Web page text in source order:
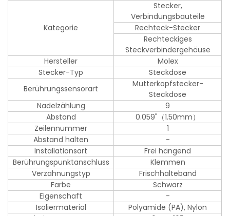
Kategorie
Stecker,
Verbindungsbauteile
Rechteck-Stecker
Rechteckiges
Steckverbindergehäuse
Hersteller
Molex
Stecker-Typ
Steckdose
Berührungssensorart
Mutterkopfstecker-
Steckdose
Nadelzählung
9
Abstand
0.059"（1.50mm）
Zeilennummer
1
Abstand halten
-
Installationsart
Frei hängend
Berührungspunktanschluss
Klemmen
Verzahnungstyp
Frischhalteband
Farbe
Schwarz
Eigenschaft
-
Isoliermaterial
Polyamide (PA), Nylon